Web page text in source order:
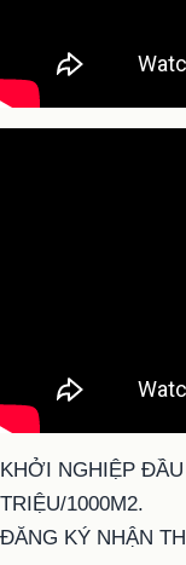
KHỞI NGHIỆP
TRIỆU/1000M2.
ĐĂNG KÝ NHẬN